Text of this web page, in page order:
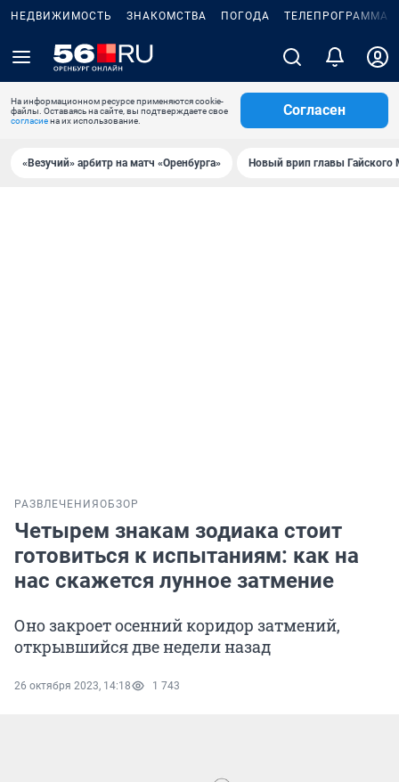
НЕДВИЖИМОСТЬ ЗНАКОМСТВА ПОГОДА ТЕЛЕПРОГРАММА
На информационном ресурсе применяются cookie-
файлы. Оставаясь на сайте, вы подтверждаете свое
согласиена их использование.
Согласен
«Везучий» арбитр на матч «Оренбурга» Новый врип главы Гайского
РАЗВЛЕЧЕНИЯ ОБЗОР
Четырем знакам зодиака стоит
готовиться к испытаниям: как на
нас скажется лунное затмение
Оно закроет осенний коридор затмений,
открывшийся две недели назад
26 октября 2023, 14:18 1 743